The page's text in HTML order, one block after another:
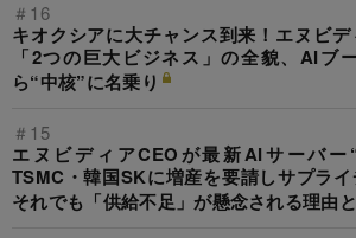
＃16
キオクシアに大チャンス到来！エヌビ
「2つの巨大ビジネス」の全貌、AIブ
ら“中核”に名乗り
＃15
エヌビディアCEOが最新AIサーバー
TSMC・韓国SKに増産を要請しサプラ
それでも「供給不足」が懸念される理由